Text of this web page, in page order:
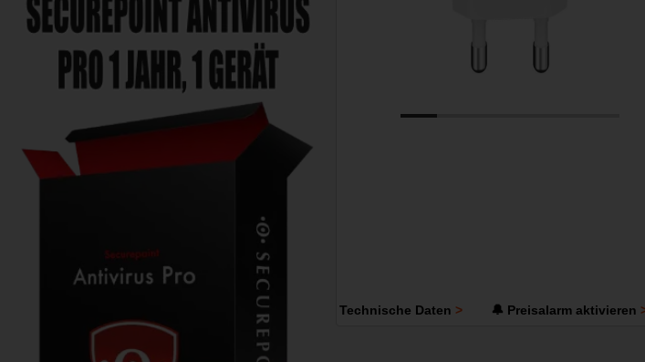
Technische Daten 🔔 Preisalarm aktivieren